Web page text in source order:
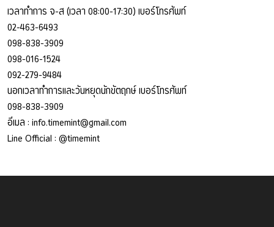
เวลาทำการ จ-ส (เวลา 08:00-17:30) เบอร์โทรศัพท์
02-463-6493
098-838-3909
098-016-1524
092-279-9484
นอกเวลาทำการและวันหยุดนักขัตฤกษ์ เบอร์โทรศัพท์
098-838-3909
อีเมล :info.timemint@gmail.com
Line Official :@timemint